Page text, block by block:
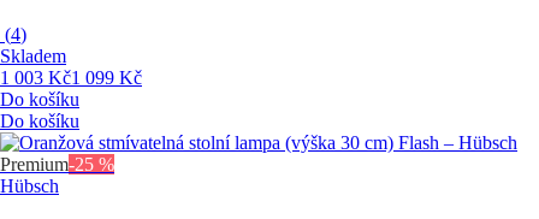
(4)
Skladem
1 003 Kč1 099 Kč
Do košíku
Do košíku
Premium-25 %
Hübsch